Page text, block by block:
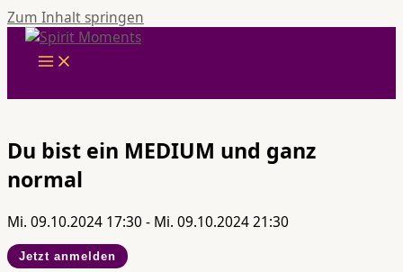
Zum Inhalt springen
Du bist ein MEDIUM und ganz
normal
Mi. 09.10.2024 17:30 - Mi. 09.10.2024 21:30
Jetzt anmelden